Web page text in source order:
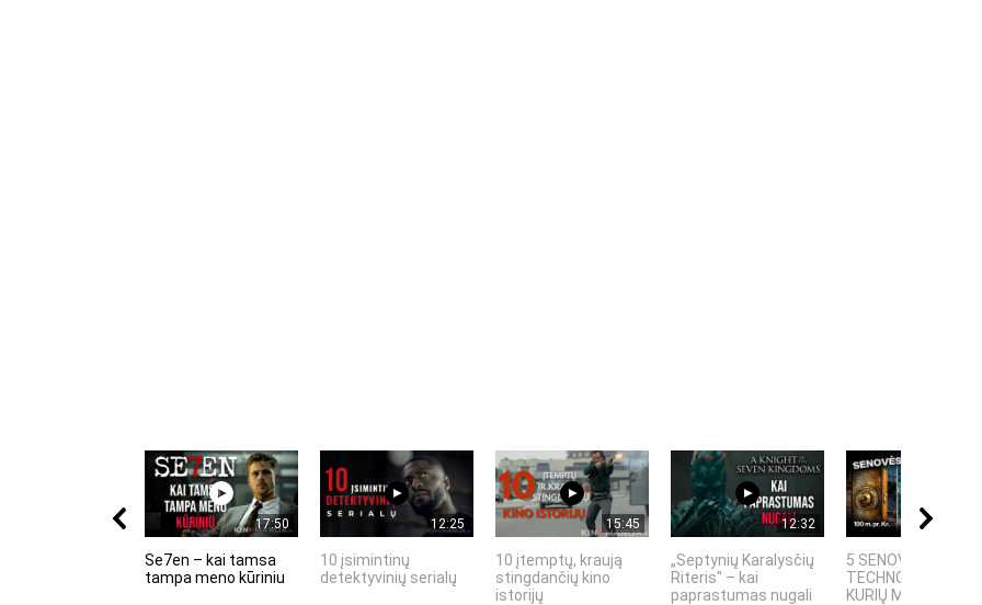
17:50
Se7en – kai tamsa
tampa meno kūriniu
12:25
10 įsimintinų
detektyvinių serialų
15:45
10 įtemptų, kraują
stingdančių kino
istorijų
12:32
„Septynių Karalysčių
Riteris" – kai
paprastumas nugali
5 SENOVĖS
TECHNOLOGIJOS,
KURIŲ